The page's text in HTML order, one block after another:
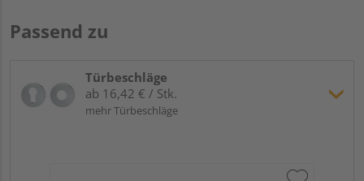
Passend zu
Türbeschläge
ab 16,42 € / Stk.
mehr Türbeschläge